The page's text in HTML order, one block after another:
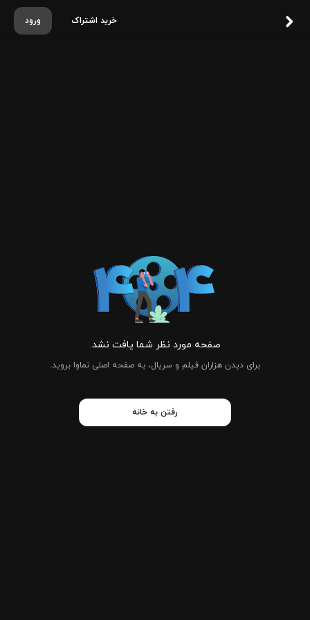
ورود خرید اشتراک
صفحه مورد نظر شما یافت نشد.
برای دیدن هزاران فیلم و سریال، به صفحه اصلی نماوا بروید.
رفتن به خانه